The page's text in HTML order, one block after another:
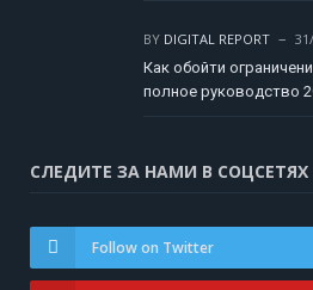
BY DIGITAL REPORT
Как обойти
полное руководство
СЛЕДИТЕ ЗА НАМИ В СОЦСЕТЯХ
Follow on Twitter